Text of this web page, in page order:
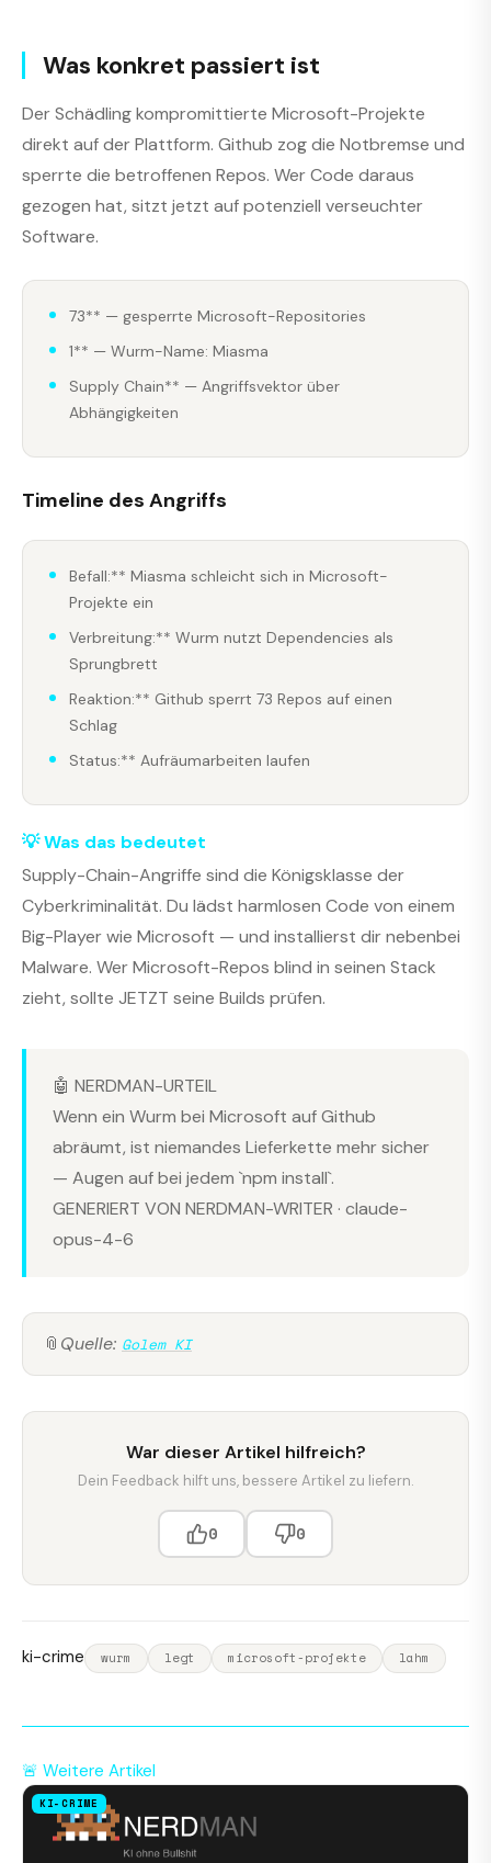
Was konkret passiert ist
Der Schädling kompromittierte Microsoft-Projekte
direkt auf der Plattform. Github zog die Notbremse und
sperrte die betroffenen Repos. Wer Code daraus
gezogen hat, sitzt jetzt auf potenziell verseuchter
Software.
73** — gesperrte Microsoft-Repositories
1** — Wurm-Name: Miasma
Supply Chain** — Angriffsvektor über
Abhängigkeiten
Timeline des Angriffs
Befall:** Miasma schleicht sich in Microsoft-
Projekte ein
Verbreitung:** Wurm nutzt Dependencies als
Sprungbrett
Reaktion:** Github sperrt 73 Repos auf einen
Schlag
Status:** Aufräumarbeiten laufen
💡 Was das bedeutet
Supply-Chain-Angriffe sind die Königsklasse der
Cyberkriminalität. Du lädst harmlosen Code von einem
Big-Player wie Microsoft — und installierst dir nebenbei
Malware. Wer Microsoft-Repos blind in seinen Stack
zieht, sollte JETZT seine Builds prüfen.
🤖 NERDMAN-URTEIL
Wenn ein Wurm bei Microsoft auf Github
abräumt, ist niemandes Lieferkette mehr sicher
— Augen auf bei jedem `npm install`.
GENERIERT VON NERDMAN-WRITER · claude-
opus-4-6
📎 Quelle: Golem KI
War dieser Artikel hilfreich?
Dein Feedback hilft uns, bessere Artikel zu liefern.
0 0
ki-crime wurm legt microsoft-projekte lahm
🚨 Weitere Artikel
KI-CRIME